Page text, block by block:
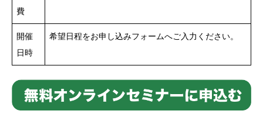
費
開催
日時
希望日程をお申し込みフォームへご入力ください。